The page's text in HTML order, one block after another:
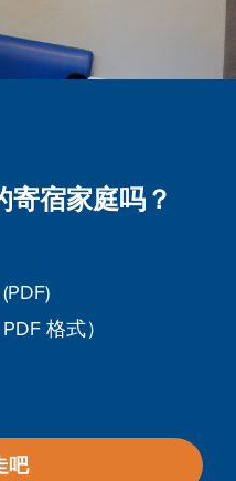
寄宿家庭吗？
格式）
吧